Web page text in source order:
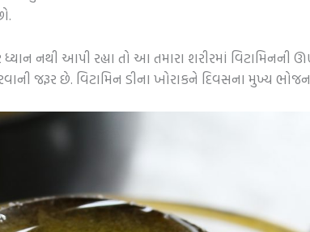
નથી આપી રહ્યા તો આ તમારા શરીરમાં
જરૂર છે. વિટામિન ડીના ખોરાકને દિવસના મુખ્ય